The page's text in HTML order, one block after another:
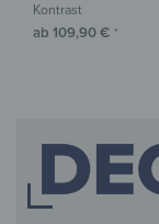
Kontrast
ab 109,90€ *